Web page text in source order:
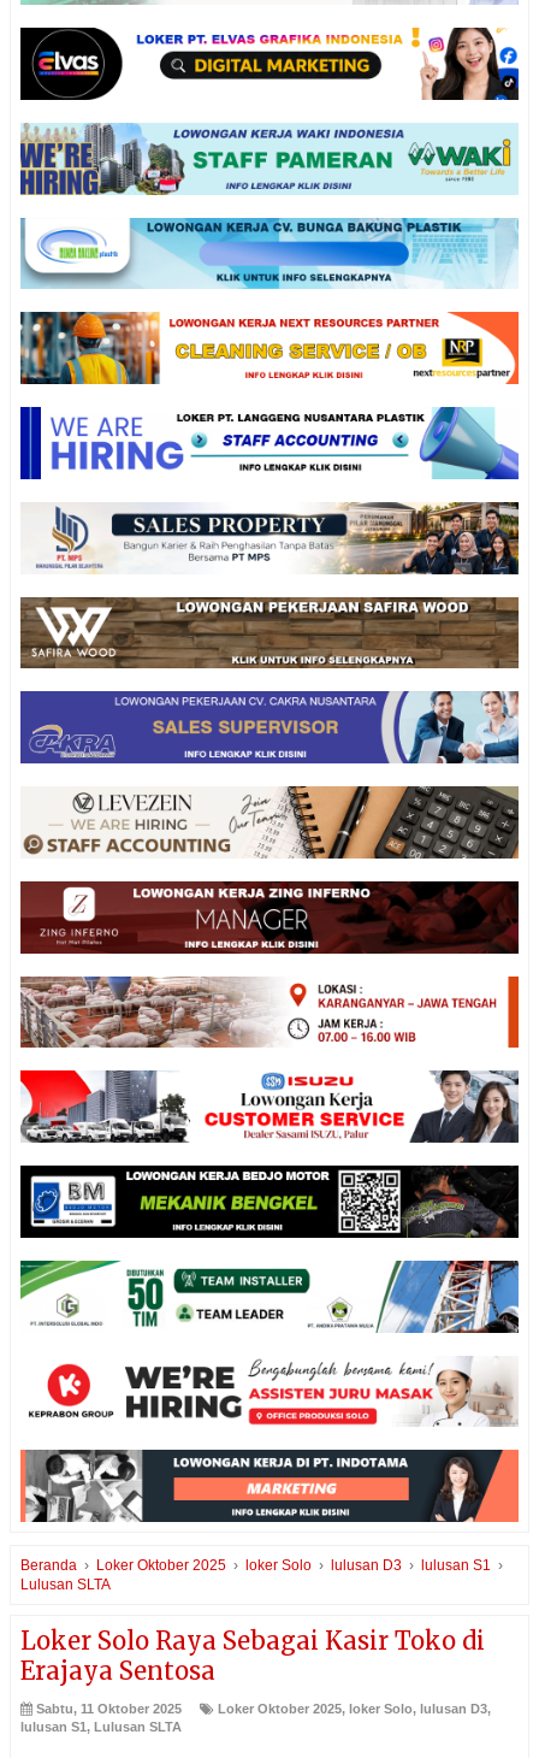
Beranda › Loker Oktober 2025 › loker Solo › lulusan D3 › lulusan S1 ›
Lulusan SLTA
Loker Solo Raya Sebagai Kasir Toko di
Erajaya Sentosa
Sabtu, 11 Oktober 2025 Loker Oktober 2025, loker Solo, lulusan D3,
lulusan S1, Lulusan SLTA